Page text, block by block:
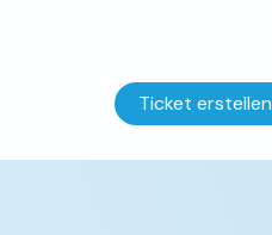
Ticket erstellen